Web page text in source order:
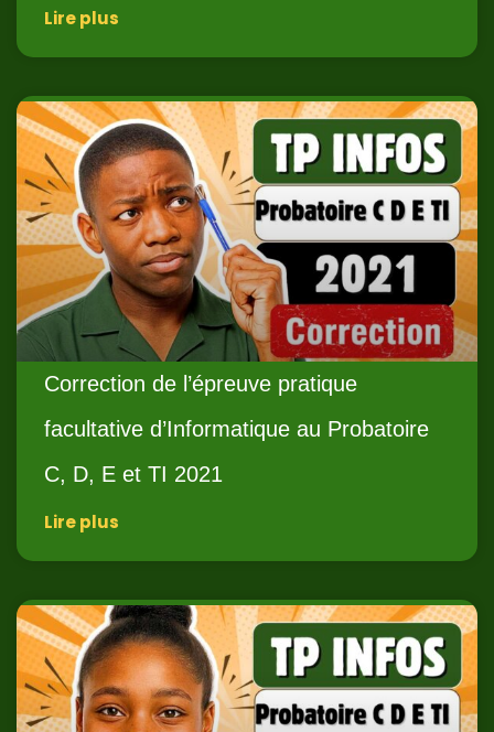
Lire plus
Correction de l’épreuve pratique
facultative d’Informatique au Probatoire
C, D, E et TI 2021
Lire plus